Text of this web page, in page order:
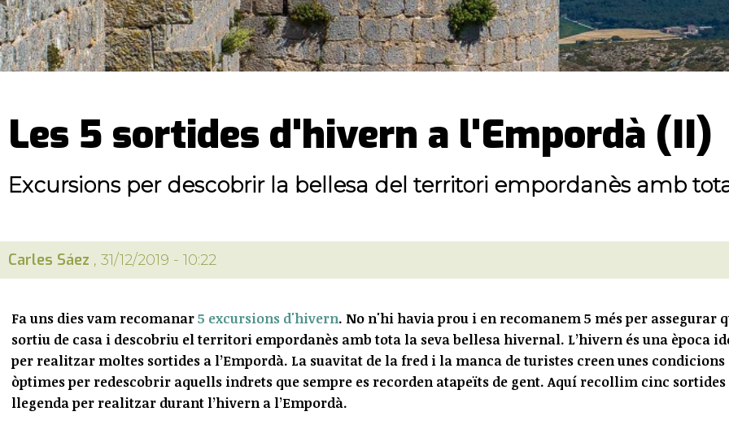
Les 5 sortides d'hivern a l'Empordà (II)
Excursions per descobrir la bellesa del territori empordanès amb
Carles Sáez , 31/12/2019 - 10:22
Fa uns dies vam recomanar5 excursions d'hivern. No n'hi havia prou i en recomanem 5 més per assegurar
sortiu de casa i descobriu el territori empordanès amb tota la seva bellesa hivernal. L’hivern és una època
per realitzar moltes sortides a l’Empordà. La suavitat de la fred i la manca de turistes creen unes condicions
òptimes per redescobrir aquells indrets que sempre es recorden atapeïts de gent. Aquí recollim cinc sortides
llegenda per realitzar durant l’hivern a l’Empordà.